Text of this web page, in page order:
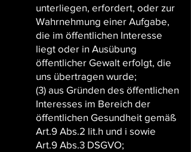
unterliegen, erfordert, oder zur
Wahrnehmung einer Aufgabe,
die im öffentlichen Interesse
liegt oder in Ausübung
öffentlicher Gewalt erfolgt, die
uns übertragen wurde;
(3) aus Gründen des öffentlichen
Interesses im Bereich der
öffentlichen Gesundheit gemäß
Art.9 Abs.2 lit.h und i sowie
Art.9 Abs.3 DSGVO;